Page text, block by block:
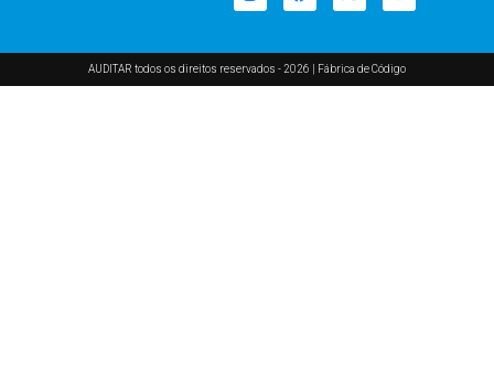
AUDITAR todos os direitos reservados - 2026 | Fábrica de Código